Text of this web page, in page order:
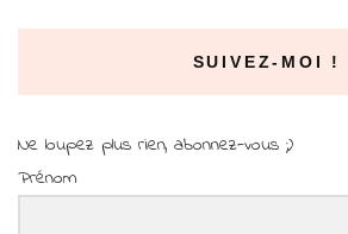
SUIVEZ-MOI !
Ne loupez plus rien, abonnez-vous ;)
Prénom